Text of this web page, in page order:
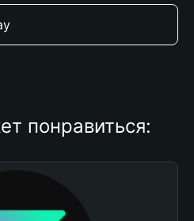
понравиться: